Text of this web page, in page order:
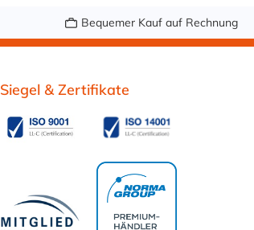
Bequemer Kauf auf Rechnung
Siegel & Zertifikate